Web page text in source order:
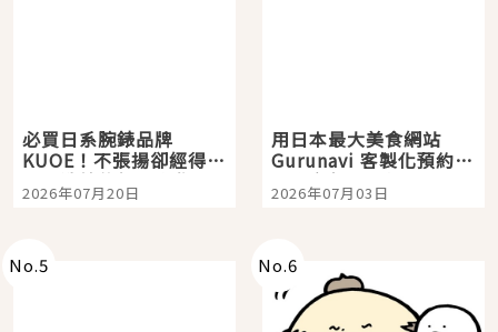
必買日系腕錶品牌
KUOE！不張揚卻經得起
時間洗鍊的經典之作五
選
2026年07月20日
用日本最大美食網站
Gurunavi 客製化預約九
大都市餐廳，打造專屬
美食體驗！
2026年07月03日
No.5 No.6